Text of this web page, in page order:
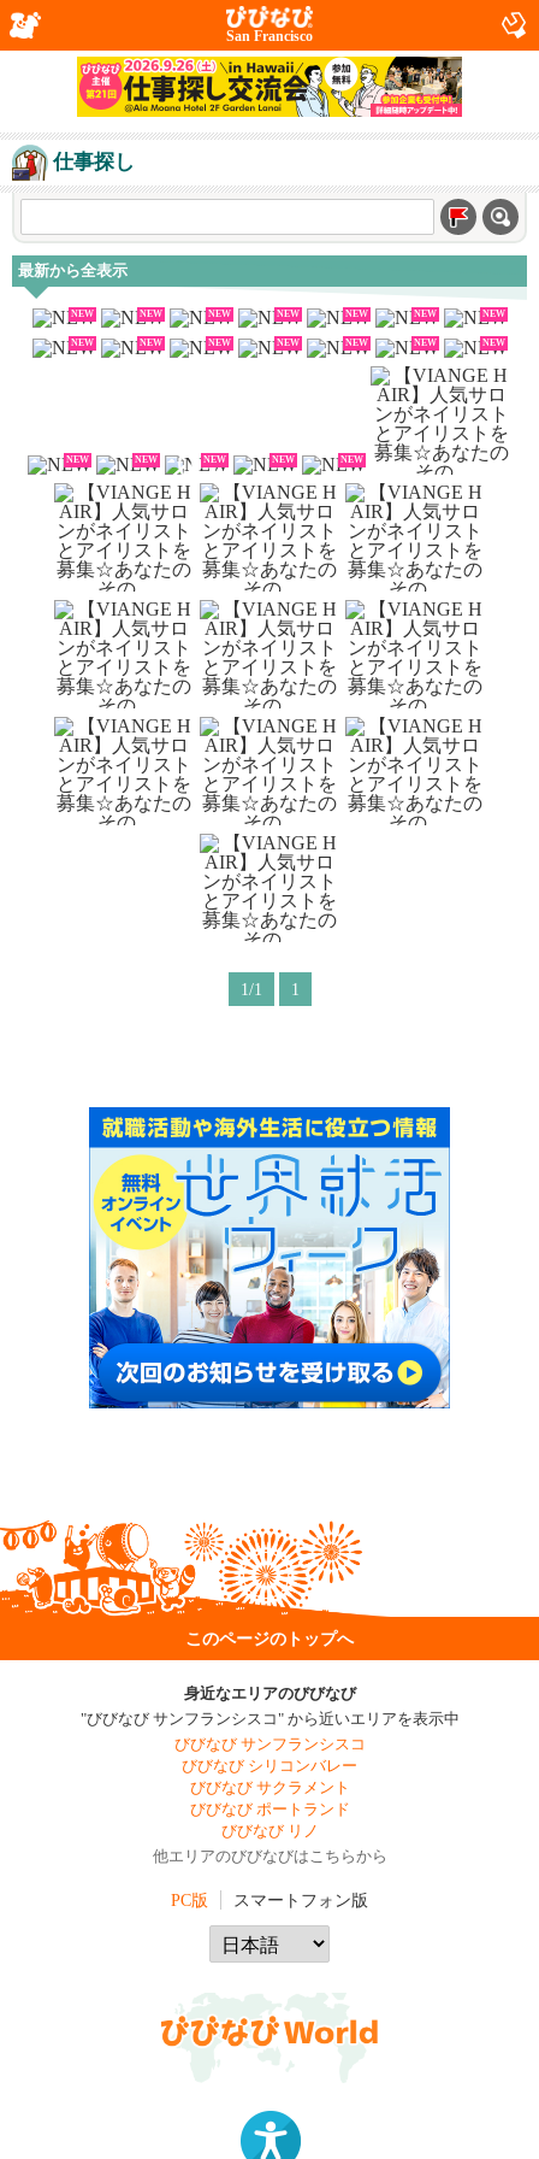
San Francisco
仕事探し
最新から全表示
NEW NEW NEW NEW NEW NEW NEW
NEW NEW NEW NEW NEW NEW NEW
NEW NEW NEW NEW NEW
1/1 1
このページのトップへ
身近なエリアのびびなび
"びびなび サンフランシスコ" から近いエリアを表示中
びびなび サンフランシスコ
びびなび シリコンバレー
びびなび サクラメント
びびなび ポートランド
びびなび リノ
他エリアのびびなびはこちらから
PC版 スマートフォン版